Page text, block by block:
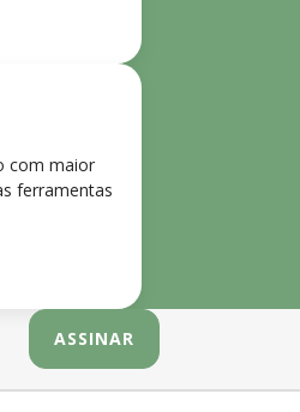
com maior
ferramentas